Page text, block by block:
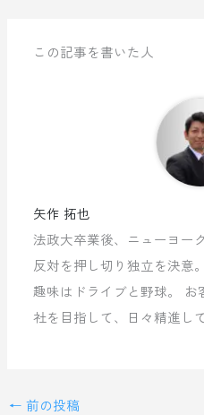
この記事を書いた人
矢作 拓也
法政大卒業後、ニューヨー
反対を押し切り独立を決意
趣味はドライブと野球。
社を目指して、日々精進し
← 前の投稿